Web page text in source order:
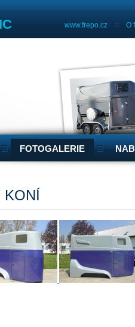
www.frepo.cz O
FOTOGALERIE
KONÍ